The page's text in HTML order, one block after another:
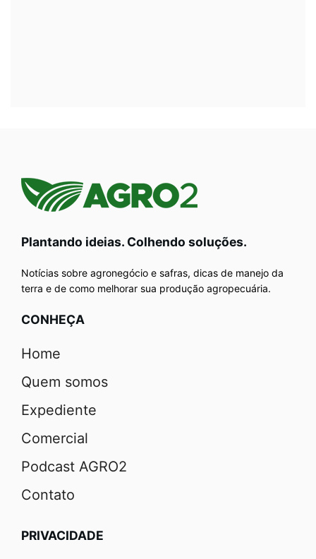
Plantando ideias. Colhendo soluções.
Notícias sobre agronegócio e safras, dicas de manejo da
terra e de como melhorar sua produção agropecuária.
CONHEÇA
Home
Quem somos
Expediente
Comercial
Podcast AGRO2
Contato
PRIVACIDADE